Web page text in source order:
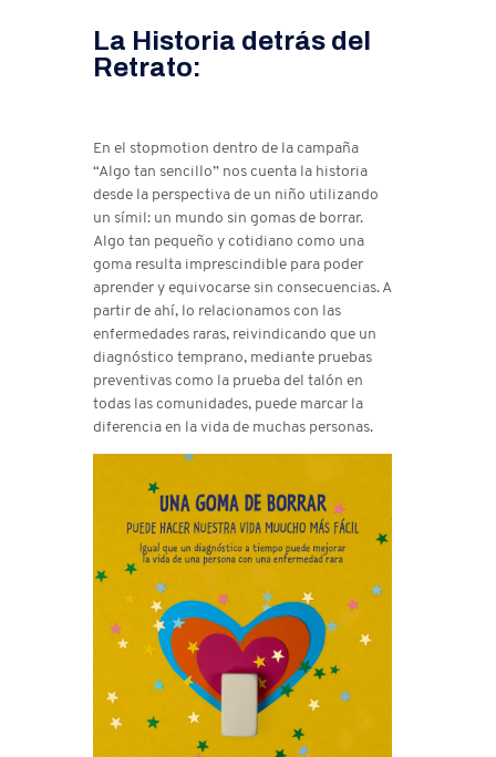
La Historia detrás del
Retrato:
En el stopmotion dentro de la campaña
“Algo tan sencillo” nos cuenta la historia
desde la perspectiva de un niño utilizando
un símil: un mundo sin gomas de borrar.
Algo tan pequeño y cotidiano como una
goma resulta imprescindible para poder
aprender y equivocarse sin consecuencias. A
partir de ahí, lo relacionamos con las
enfermedades raras, reivindicando que un
diagnóstico temprano, mediante pruebas
preventivas como la prueba del talón en
todas las comunidades, puede marcar la
diferencia en la vida de muchas personas.